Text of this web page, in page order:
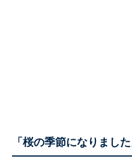
「桜の季節になりました